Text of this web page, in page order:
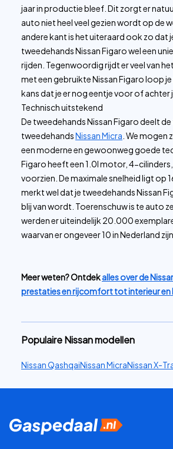
jaar in productie bleef. Dit zorgt er
auto niet heel veel gezien wordt op de
andere kant is het uiteraard ook zo dat
tweedehands Nissan Figaro wel een
rijden. Tegenwoordig rijdt er veel van
met een gebruikte Nissan Figaro loop je
kans dat je er nog eentje voor of achter
Technisch uitstekend
De tweedehands Nissan Figaro deelt
tweedehandsNissan Micra . We mogen
een moderne en gewoonweg goede
Figaro heeft een 1.0l motor, 4-
voorzien. De maximale snelheid ligt op
merkt wel dat je tweedehands Nissan
blij van wordt. Toerenschuw is te auto
werden er uiteindelijk 20.000
waarvan er ongeveer 10 in Nederland zijn.
Meer weten? Ontdekalles over de
prestaties en rijcomfort tot interieur
Populaire Nissan modellen
Nissan QashqaiNissan MicraNissan X-